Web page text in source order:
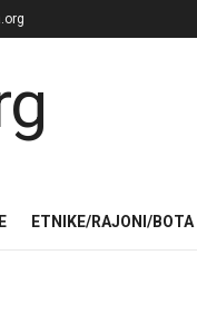
ETNIKE/RAJONI/BOTA